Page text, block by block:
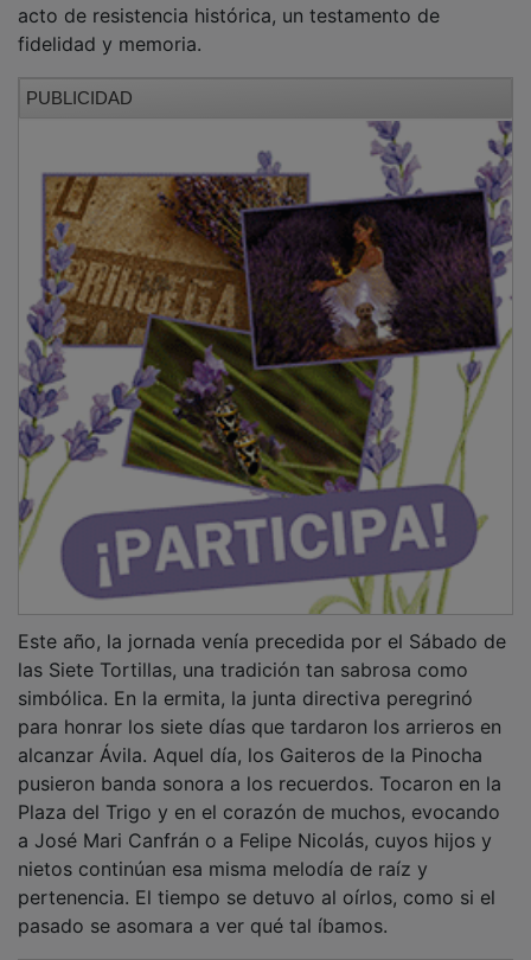
acto de resistencia histórica, un testamento de
fidelidad y memoria.
PUBLICIDAD
Este año, la jornada venía precedida por el Sábado de
las Siete Tortillas, una tradición tan sabrosa como
simbólica. En la ermita, la junta directiva peregrinó
para honrar los siete días que tardaron los arrieros en
alcanzar Ávila. Aquel día, los Gaiteros de la Pinocha
pusieron banda sonora a los recuerdos. Tocaron en la
Plaza del Trigo y en el corazón de muchos, evocando
a José Mari Canfrán o a Felipe Nicolás, cuyos hijos y
nietos continúan esa misma melodía de raíz y
pertenencia. El tiempo se detuvo al oírlos, como si el
pasado se asomara a ver qué tal íbamos.